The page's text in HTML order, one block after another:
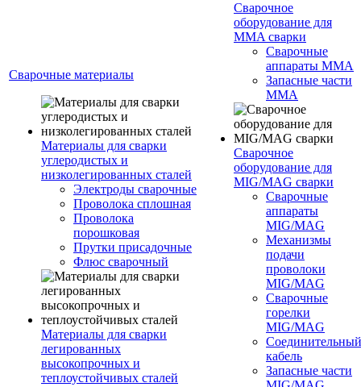
Сварочные материалы
Материалы для сварки
углеродистых и
низколегированных сталей
Электроды сварочные
Проволока сплошная
Проволока
порошковая
Прутки присадочные
Флюс сварочный
Материалы для сварки
легированных
высокопрочных и
теплоустойчивых сталей
Сварочное
оборудование для
MMA сварки
Сварочные
аппараты MMA
Запасные части
MMA
Сварочное
оборудование для
MIG/MAG сварки
Сварочные
аппараты
MIG/MAG
Механизмы
подачи
проволоки
MIG/MAG
Сварочные
горелки
MIG/MAG
Соединительный
кабель
Запасные части